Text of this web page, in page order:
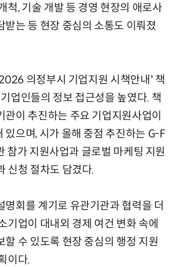
척, 기술 개발 등 경영 현장의 애로사
받는 등 현장 중심의 소통도 이뤄졌
의정부시 기업지원 시책안내' 책
업인들의 정보 접근성을 높였다. 책
관이 추진하는 주요 기업지원사업이
있으며, 시가 올해 중점 추진하는 G-F
참가 지원사업과 글로벌 마케팅 지원
신청 절차도 담겼다.
명회를 계기로 유관기관과 협력을 더
기업이 대내외 경제 여건 변화 속에
할 수 있도록 현장 중심의 행정 지원
이다.